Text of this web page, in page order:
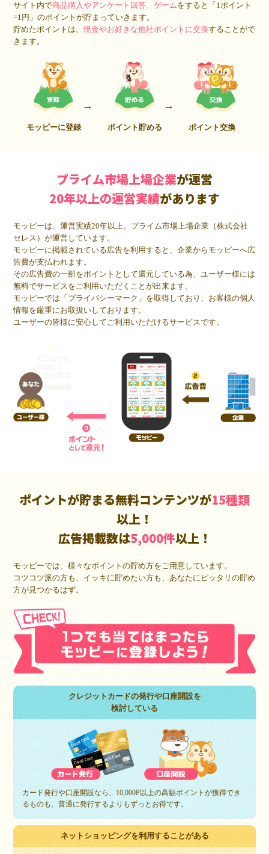
サイト内で商品購入やアンケート回答、ゲームをすると「1ポイント
=1円」のポイントが貯まっていきます。
貯めたポイントは、現金やお好きな他社ポイントに交換することがで
きます。
モッピーに登録 ポイント貯める ポイント交換
プライム市場上場企業が運営
20年以上の運営実績があります
モッピーは、運営実績20年以上。プライム市場上場企業（株式会社
セレス）が運営しています。
モッピーに掲載されている広告を利用すると、企業からモッピーへ広
告費が支払われます。
その広告費の一部をポイントとして還元している為、ユーザー様には
無料でサービスをご利用いただくことが出来ます。
モッピーでは「プライバシーマーク」を取得しており、お客様の個人
情報を厳重にお取扱いしております。
ユーザーの皆様に安心してご利用いただけるサービスです。
ポイントが貯まる無料コンテンツが15種類
以上！
広告掲載数は5,000件以上！
モッピーでは、様々なポイントの貯め方をご用意しています。
コツコツ派の方も、イッキに貯めたい方も、あなたにピッタリの貯め
方が見つかるはず。
クレジットカードの発行や口座開設を
検討している
カード発行や口座開設なら、10,000P以上の高額ポイントが獲得でき
るものも。普通に発行するよりもずっとお得です。
ネットショッピングを利用することがある